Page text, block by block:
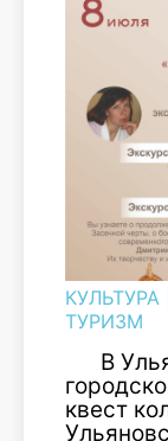
КУЛЬТУРА
ТУРИЗМ
В
квест